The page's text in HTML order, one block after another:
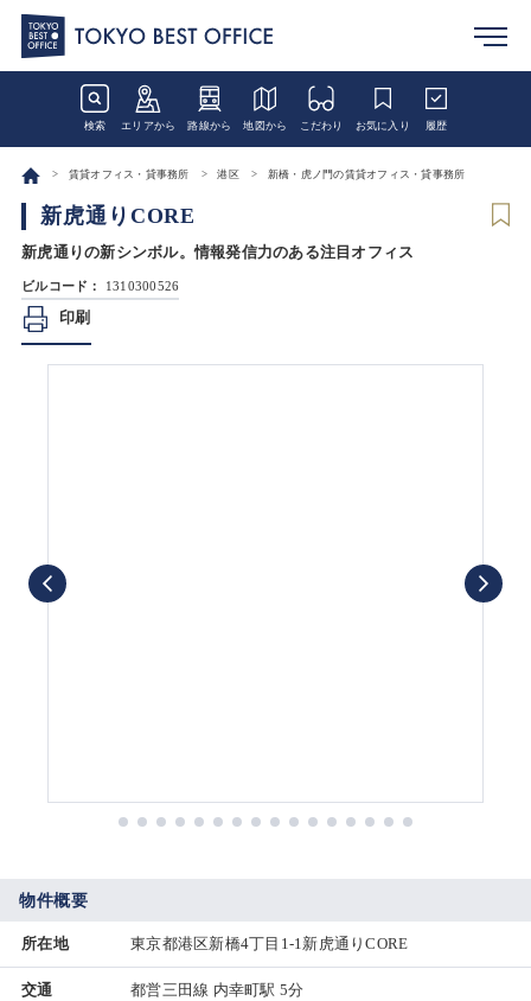
検索 エリアから 路線から 地図から こだわり お気に入り 履歴
賃貸オフィス・貸事務所 港区 新橋・虎ノ門の賃貸オフィス・貸事務所
新虎通りCORE
新虎通りの新シンボル。情報発信力のある注目オフィス
ビルコード： 1310300526
印刷
物件概要
所在地 東京都港区新橋4丁目1-1新虎通りCORE
交通
都営三田線 内幸町駅 5分